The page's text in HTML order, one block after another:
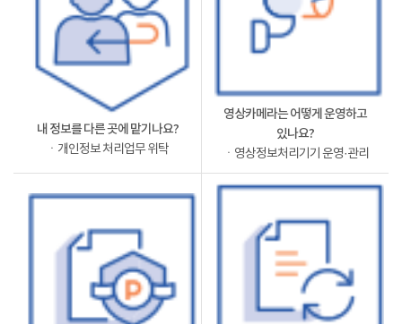
내 정보를 다른 곳에 맡기나요?
ㆍ개인정보 처리업무 위탁
영상카메라는 어떻게 운영하고
있나요?
ㆍ영상정보처리기기 운영·관리